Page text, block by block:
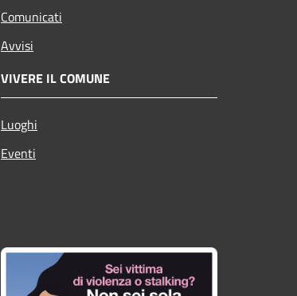
Comunicati
Avvisi
VIVERE IL COMUNE
Luoghi
Eventi